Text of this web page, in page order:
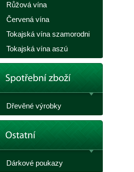
Růžová vína
Červená vína
Tokajská vína szamorodni
Tokajská vína aszú
Dřevěné výrobky
Dárkové poukazy